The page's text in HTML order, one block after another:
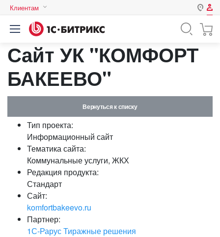
Клиентам
Казахстан
Авторизация
Нет аккаунта? Зарегистрироваться
Логин
Пароль
Запомнить меня на этом
Забыли свой пароль?
или войдите с помощью
Сайт УК "КОМФОРТ
БАКЕЕВО"
Вернуться к списку
Тип проекта:
Информационный сайт
Тематика сайта:
Коммунальные услуги, ЖКХ
Редакция продукта:
Стандарт
Сайт:
komfortbakeevo.ru
Партнер:
1С-Рарус Тиражные решения